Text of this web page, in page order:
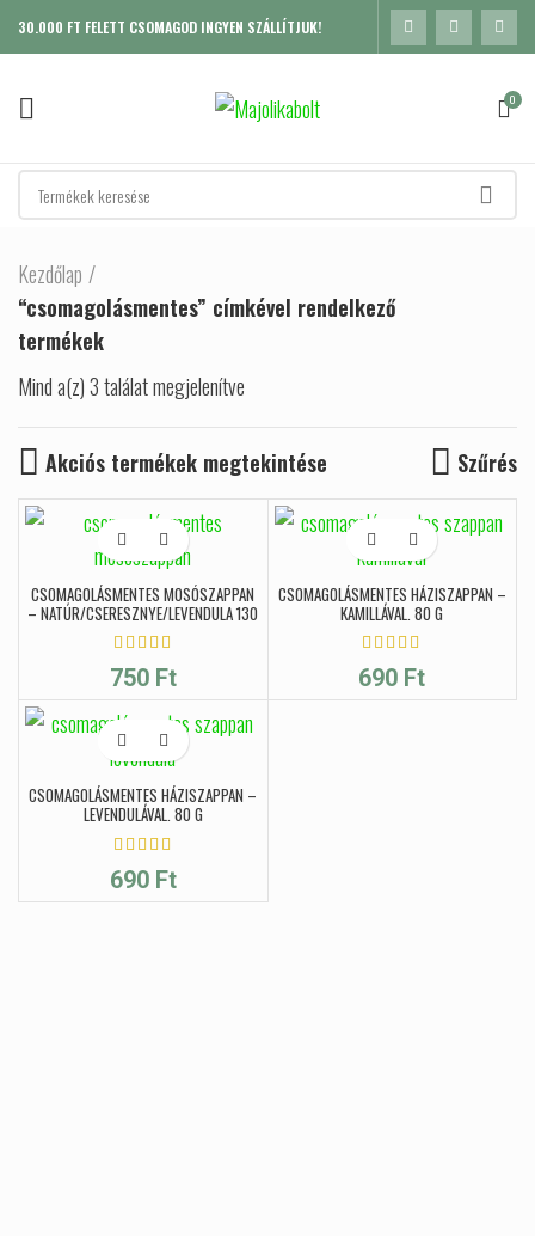
30.000 FT FELETT CSOMAGOD INGYEN SZÁLLÍTJUK!
0
Kezdőlap
“csomagolásmentes” címkével rendelkező
termékek
Mind a(z) 3 találat megjelenítve
Akciós termékek megtekintése Szűrés
CSOMAGOLÁSMENTES MOSÓSZAPPAN
– NATÚR/CSERESZNYE/LEVENDULA 130
G
750 Ft
CSOMAGOLÁSMENTES HÁZISZAPPAN –
KAMILLÁVAL, 80 G
690 Ft
CSOMAGOLÁSMENTES HÁZISZAPPAN –
LEVENDULÁVAL, 80 G
690 Ft